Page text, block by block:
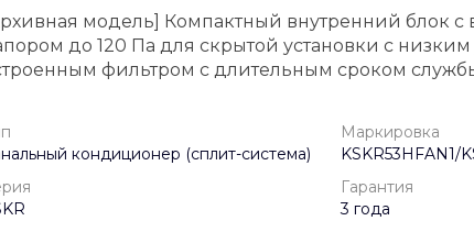
модель] Компактный внутренний блок с
до 120 Па для скрытой установки с
фильтром с длительным сроком
кондиционер (сплит-система)
Маркировка
KSKR53HFAN1/
Гарантия
3 года